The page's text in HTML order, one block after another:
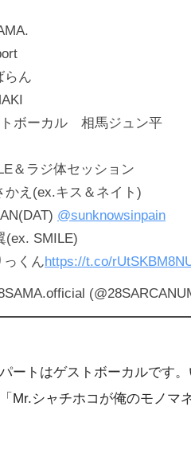
らん
ボーカル 相馬ジュン平
＆ラジ体セッション
かえ(ex.キス＆ネイト)
@sunknowsinpain
(ex. SMILE)
っくんhttps://t.co/
ートはゲストボーカルです
Mr.シャチホコが俺のモノマ